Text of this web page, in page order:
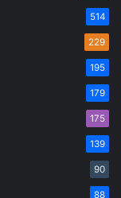
514
229
195
179
175
139
90
88